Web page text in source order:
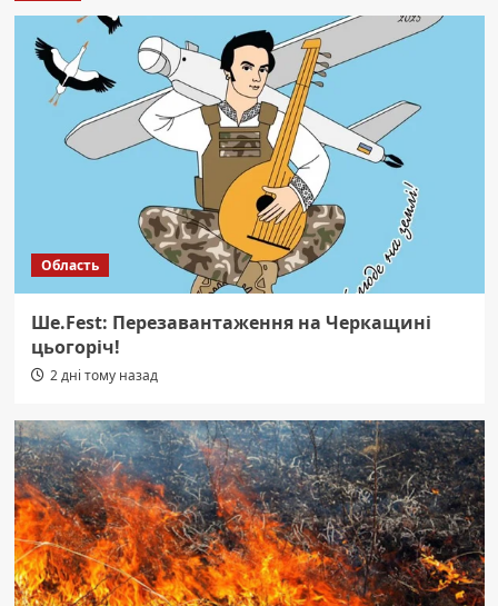
Область
Ше.Fest: Перезавантаження на Черкащині
цьогоріч!
2 дні тому назад